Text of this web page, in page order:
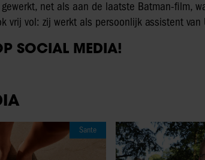
net als aan de laatste Batman-film,
vrij vol: zij werkt als persoonlijk assistent van
SOCIAL MEDIA!
Sante